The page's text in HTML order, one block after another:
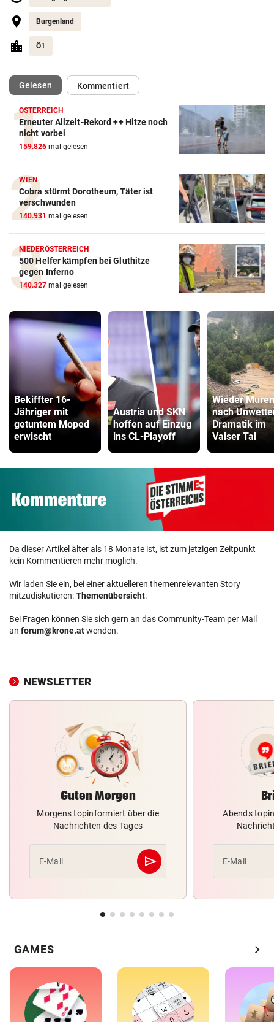
Burgenland
Ö1
Gelesen(ausgewählt)Kommentiert
ÖSTERREICH
Erneuter Allzeit-Rekord ++ Hitze noch
nicht vorbei
159.826 mal gelesen
WIEN
Cobra stürmt Dorotheum, Täter ist
verschwunden
140.931 mal gelesen
NIEDERÖSTERREICH
500 Helfer kämpfen bei Gluthitze
gegen Inferno
140.327 mal gelesen
Bekiffter 16-
Jähriger mit
getuntem Moped
erwischt
Austria und SKN
hoffen auf Einzug
ins CL-Playoff
Wieder Muren
nach
Dramatik im
Valser Tal
Da dieser Artikel älter als 18 Monate ist, ist zum jetzigen Zeitpunkt
kein Kommentieren mehr möglich.
Wir laden Sie ein, bei einer aktuelleren themenrelevanten Story
mitzudiskutieren:Themenübersicht.
Bei Fragen können Sie sich gern an das Community-Team per Mail
an forum@krone.atwenden.
NEWSLETTER
Guten Morgen
Morgens topinformiert über die
Nachrichten des Tages
E-Mail send
Abschicken
Abends
E-Mail
GAMES chevron_right